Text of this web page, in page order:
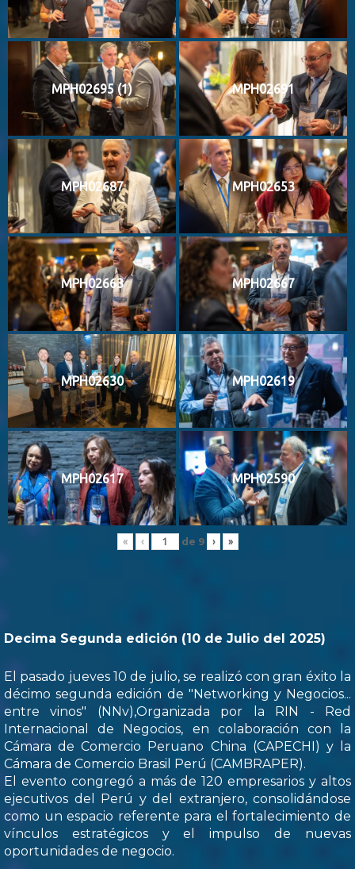
MPH02695 (1) MPH02691
MPH02687 MPH02653
MPH02663 MPH02667
MPH02630 MPH02619
MPH02617 MPH02590
« ‹ de 9 › »
Decima Segunda edición (10 de Julio del 2025)
El pasado jueves 10 de julio, se realizó con gran éxito la
décimo segunda edición de "Networking y Negocios...
entre vinos" (NNv),Organizada por la RIN - Red
Internacional de Negocios, en colaboración con la
Cámara de Comercio Peruano China (CAPECHI) y la
Cámara de Comercio Brasil Perú (CAMBRAPER).
El evento congregó a más de 120 empresarios y altos
ejecutivos del Perú y del extranjero, consolidándose
como un espacio referente para el fortalecimiento de
vínculos estratégicos y el impulso de nuevas
oportunidades de negocio.